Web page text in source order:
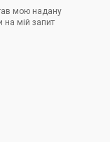
мою надану
на мій запит